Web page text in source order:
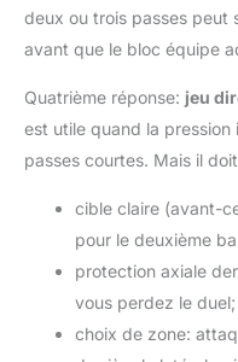
deux ou trois passes peut
avant que le bloc équipe
Quatrième réponse: jeu
est utile quand la
passes courtes. Mais il
cible claire (avant-
pour le deuxième
protection axiale
vous perdez le duel;
choix de zone: